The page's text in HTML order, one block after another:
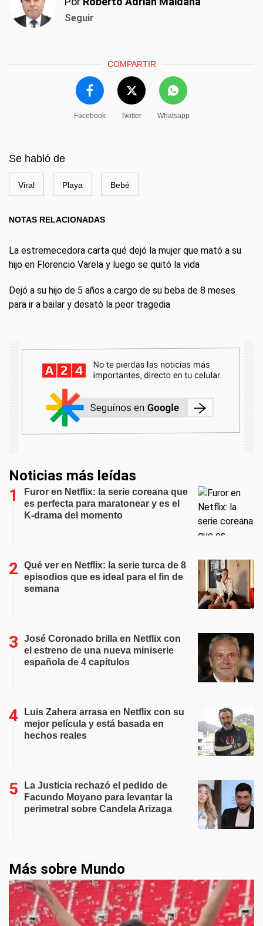
Seguir
COMPARTIR
Facebook Twitter Whatsapp
Se habló de
Viral Playa Bebé
NOTAS RELACIONADAS
La estremecedora carta qué dejó la mujer que mató a su
hijo en Florencio Varela y luego se quitó la vida
Dejó a su hijo de 5 años a cargo de su beba de 8 meses
para ir a bailar y desató la peor tragedia
Noticias más leídas
Furor en Netflix: la serie coreana que
es perfecta para maratonear y es el
K-drama del momento
Qué ver en Netflix: la serie turca de 8
episodios que es ideal para el fin de
semana
José Coronado brilla en Netflix con
el estreno de una nueva miniserie
española de 4 capítulos
Luis Zahera arrasa en Netflix con su
mejor película y está basada en
hechos reales
La Justicia rechazó el pedido de
Facundo Moyano para levantar la
perimetral sobre Candela Arizaga
Más sobre Mundo